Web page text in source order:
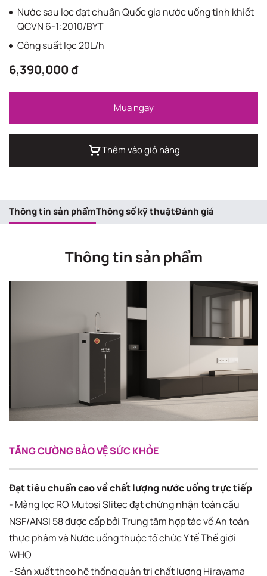
Nước sau lọc đạt chuẩn Quốc gia nước uống tinh khiết
QCVN 6-1:2010/BYT
Công suất lọc 20L/h
6,390,000 đ
Mua ngay
Thêm vào giỏ hàng
Thông tin sản phẩmThông số kỹ thuậtĐánh giá
Thông tin sản phẩm
TĂNG CƯỜNG BẢO VỆ SỨC KHỎE
Đạt tiêu chuẩn cao về chất lượng nước uống trực tiếp
- Màng lọc RO Mutosi Slitec đạt chứng nhận toàn cầu
NSF/ANSI 58 được cấp bởi Trung tâm hợp tác về An toàn
thực phẩm và Nước uống thuộc tổ chức Y tế Thế giới
WHO
- Sản xuất theo hệ thống quản trị chất lượng Hirayama